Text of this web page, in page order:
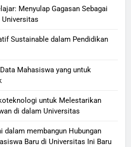
Menyulap Gagasan Sebagai
Sustainable dalam Pendidikan
Mahasiswa yang untuk
untuk Melestarikan
di dalam Universitas
dalam membangun Hubungan
Baru di Universitas Ini Baru